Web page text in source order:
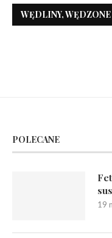
WĘDLINY,
POLECANE
19